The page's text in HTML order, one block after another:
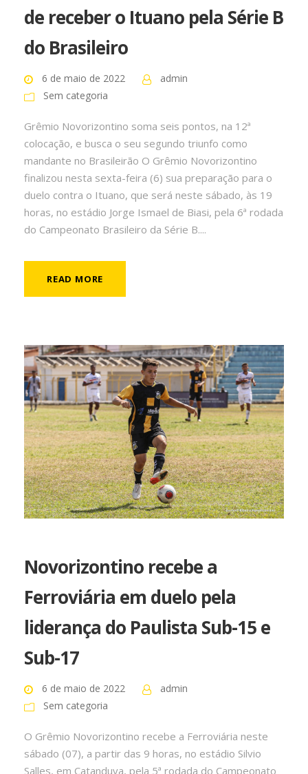
de receber o Ituano pela Série B
do Brasileiro
6 de maio de 2022
admin
Sem categoria
Grêmio Novorizontino soma seis pontos, na 12ª
colocação, e busca o seu segundo triunfo como
mandante no Brasileirão O Grêmio Novorizontino
finalizou nesta sexta-feira (6) sua preparação para o
duelo contra o Ituano, que será neste sábado, às 19
horas, no estádio Jorge Ismael de Biasi, pela 6ª rodada
do Campeonato Brasileiro da Série B....
READ MORE
Novorizontino recebe a
Ferroviária em duelo pela
liderança do Paulista Sub-15 e
Sub-17
6 de maio de 2022
admin
Sem categoria
O Grêmio Novorizontino recebe a Ferroviária neste
sábado (07), a partir das 9 horas, no estádio Silvio
Salles, em Catanduva, pela 5ª rodada do Campeonato